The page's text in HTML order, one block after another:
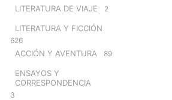
LITERATURA DE VIAJE 2
LITERATURA Y FICCIÓN
626
ACCIÓN Y AVENTURA 89
ENSAYOS Y
CORRESPONDENCIA
3